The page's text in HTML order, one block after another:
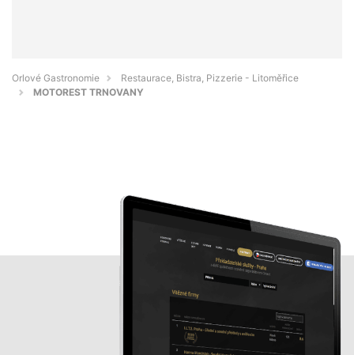
Orlové Gastronomie
Restaurace, Bistra, Pizzerie - Litoměřice
MOTOREST TRNOVANY